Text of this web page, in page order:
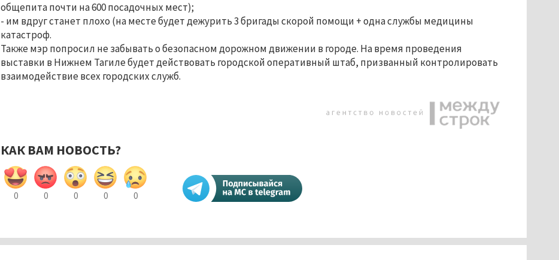
общепита почти на 600 посадочных мест);
- им вдруг станет плохо (на месте будет дежурить 3 бригады скорой помощи + одна службы медицины
катастроф.
Также мэр попросил не забывать о безопасном дорожном движении в городе. На время проведения
выставки в Нижнем Тагиле будет действовать городской оперативный штаб, призванный контролировать
взаимодействие всех городских служб.
КАК ВАМ НОВОСТЬ?
0 0 0 0 0